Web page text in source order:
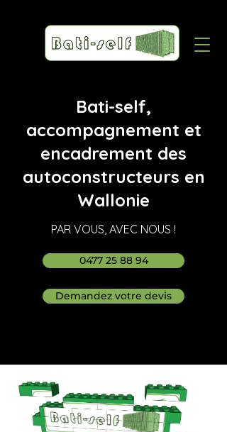
Bati-self,
accompagnement et
encadrement des
autoconstructeurs en
Wallonie
PAR VOUS, AVEC NOUS !
0477 25 88 94
Demandez votre devis